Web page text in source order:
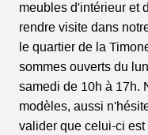
meubles d'intérieur et
rendre visite dans
le quartier de la
sommes ouverts du
samedi de 10h à 17h.
modèles, aussi
valider que celui-ci